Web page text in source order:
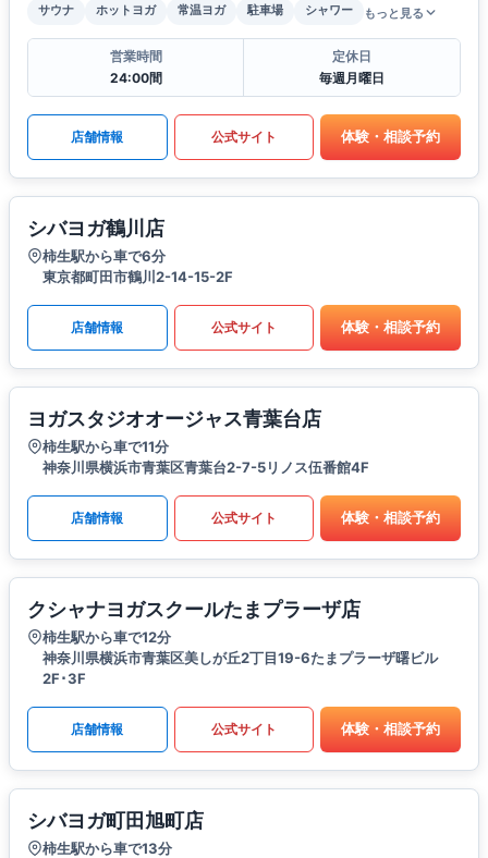
サウナ
ホットヨガ 常温ヨガ 駐車場 シャワー もっと見る
営業時間
24:00間
定休日
毎週月曜日
店舗情報 公式サイト 体験・相談予約
シバヨガ鶴川店
柿生駅から車で6分
東京都町田市鶴川2-14-15-2F
店舗情報 公式サイト 体験・相談予約
ヨガスタジオオージャス青葉台店
柿生駅から車で11分
神奈川県横浜市青葉区青葉台2-7-5リノス伍番館4F
店舗情報 公式サイト 体験・相談予約
クシャナヨガスクールたまプラーザ店
柿生駅から車で12分
神奈川県横浜市青葉区美しが丘2丁目19-6たまプラーザ曙ビル
2F･3F
店舗情報 公式サイト 体験・相談予約
シバヨガ町田旭町店
柿生駅から車で13分